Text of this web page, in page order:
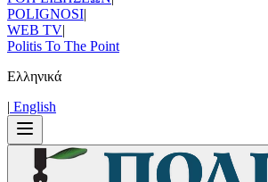
POLIGNOSI|
WEB TV|
Politis To The Point
Ελληνικά
| Εnglish